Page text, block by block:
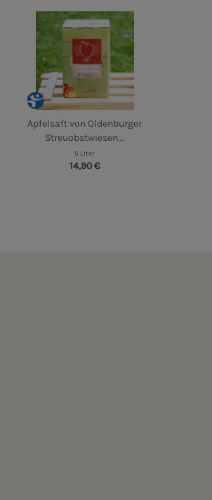
Apfelsaft von Oldenburger
Streuobstwiesen...
5 Liter
14,90 €